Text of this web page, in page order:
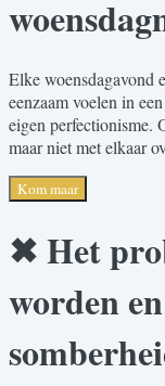
Elke woensdagavond
eenzaam voelen in
eigen perfectionisme.
maar niet met elkaar
Kom maar
✖ Het
worden